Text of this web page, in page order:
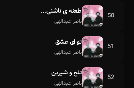
50 طعنه ی ناشنی...
ناصر عبدالهی
51 تو ای عشق
ناصر عبدالهی
52 تلخ و شیرین
ناصر عبدالهی